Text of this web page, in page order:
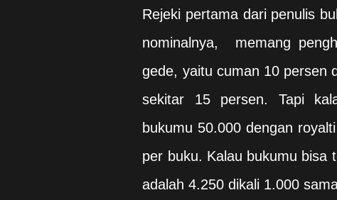
Rejeki pertama dari penulis
nominalnya,
memang
gede, yaitu cuman 10 persen
sekitar 15 persen. Tapi
bukumu 50.000 dengan
per buku. Kalau bukumu bisa
adalah 4.250 dikali 1.000